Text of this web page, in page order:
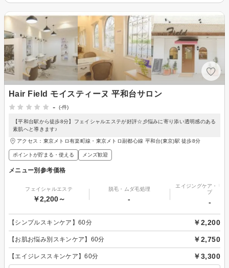
Hair Field モイスティーヌ 平和台サロン
-
(-件)
【平和台駅から徒歩8分】フェイシャルエステが好評☆彡悩みに寄り添い透明感のある
素肌へと導きます♪
アクセス：東京メトロ有楽町線・東京メトロ副都心線 平和台(東京)駅 徒歩8分
ポイントが貯まる・使える メンズ歓迎
メニュー別参考価格
フェイシャルエステ
￥2,200～
脱毛・ムダ毛処理
-
エイジングケア・リ
プ
-
【シンプルスキンケア】60分 ￥2,200
【お肌お悩み別スキンケア】60分 ￥2,750
【エイジレススキンケア】60分 ￥3,300